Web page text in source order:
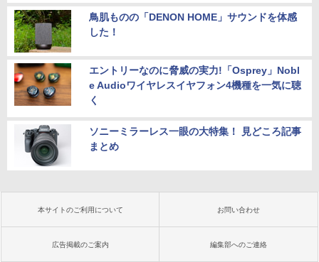
鳥肌ものの「DENON HOME」サウンドを体感
した！
エントリーなのに脅威の実力!「Osprey」Nobl
e Audioワイヤレスイヤフォン4機種を一気に聴
く
ソニーミラーレス一眼の大特集！ 見どころ記事
まとめ
本サイトのご利用について お問い合わせ
広告掲載のご案内 編集部へのご連絡